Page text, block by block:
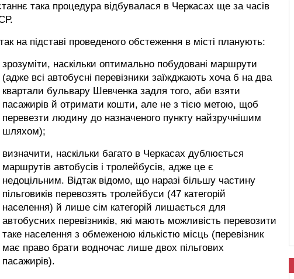
така процедура відбувалася в Черкасах ще за часів
на підставі проведеного обстеження в місті планують:
зрозуміти, наскільки оптимально побудовані маршрути
(адже всі автобусні перевізники заїжджають хоча б на два
квартали бульвару Шевченка задля того, аби взяти
пасажирів й отримати кошти, але не з тією метою, щоб
перевезти людину до назначеного пункту найзручнішим
шляхом);
визначити, наскільки багато в Черкасах дублюється
маршрутів автобусів і тролейбусів, адже це є
недоцільним. Відтак відомо, що наразі більшу частину
пільговиків перевозять тролейбуси (47 категорій
населення) й лише сім категорій лишається для
автобусних перевізників, які мають можливість перевозити
таке населення з обмеженою кількістю місць (перевізник
має право брати водночас лише двох пільгових
пасажирів).